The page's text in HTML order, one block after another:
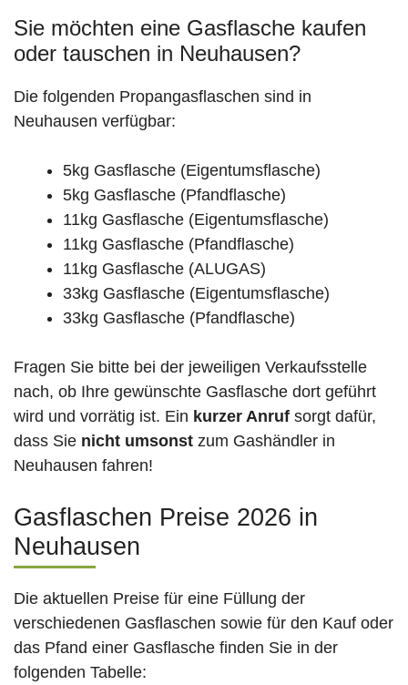
Sie möchten eine Gasflasche kaufen
oder tauschen in Neuhausen?
Die folgenden Propangasflaschen sind in
Neuhausen verfügbar:
5kg Gasflasche (Eigentumsflasche)
5kg Gasflasche (Pfandflasche)
11kg Gasflasche (Eigentumsflasche)
11kg Gasflasche (Pfandflasche)
11kg Gasflasche (ALUGAS)
33kg Gasflasche (Eigentumsflasche)
33kg Gasflasche (Pfandflasche)
Fragen Sie bitte bei der jeweiligen Verkaufsstelle
nach, ob Ihre gewünschte Gasflasche dort geführt
wird und vorrätig ist. Ein kurzer Anruf sorgt dafür,
dass Sie nicht umsonst zum Gashändler in
Neuhausen fahren!
Gasflaschen Preise 2026 in
Neuhausen
Die aktuellen Preise für eine Füllung der
verschiedenen Gasflaschen sowie für den Kauf oder
das Pfand einer Gasflasche finden Sie in der
folgenden Tabelle: